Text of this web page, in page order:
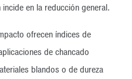
en la reducción general.
ofrecen índices de
de chancado
blandos o de dureza